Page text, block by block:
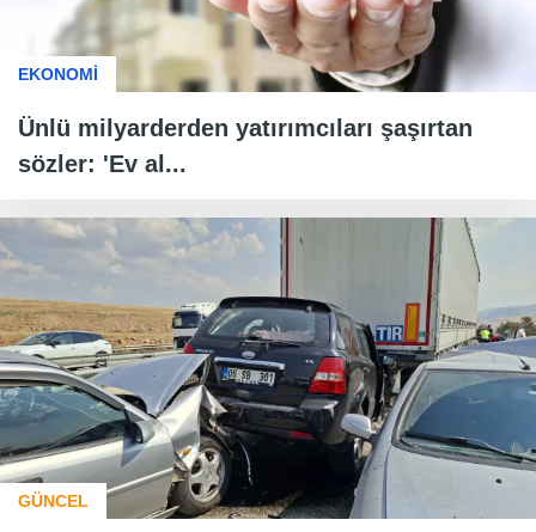
EKONOMİ
Ünlü milyarderden yatırımcıları şaşırtan
sözler: 'Ev al...
GÜNCEL